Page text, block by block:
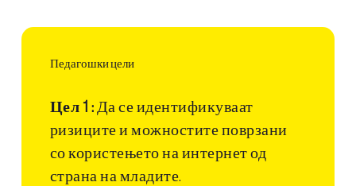
Педагошки цели
Цел 1 : Да се идентификуваат
ризиците и можностите поврзани
со користењето на интернет од
страна на младите.